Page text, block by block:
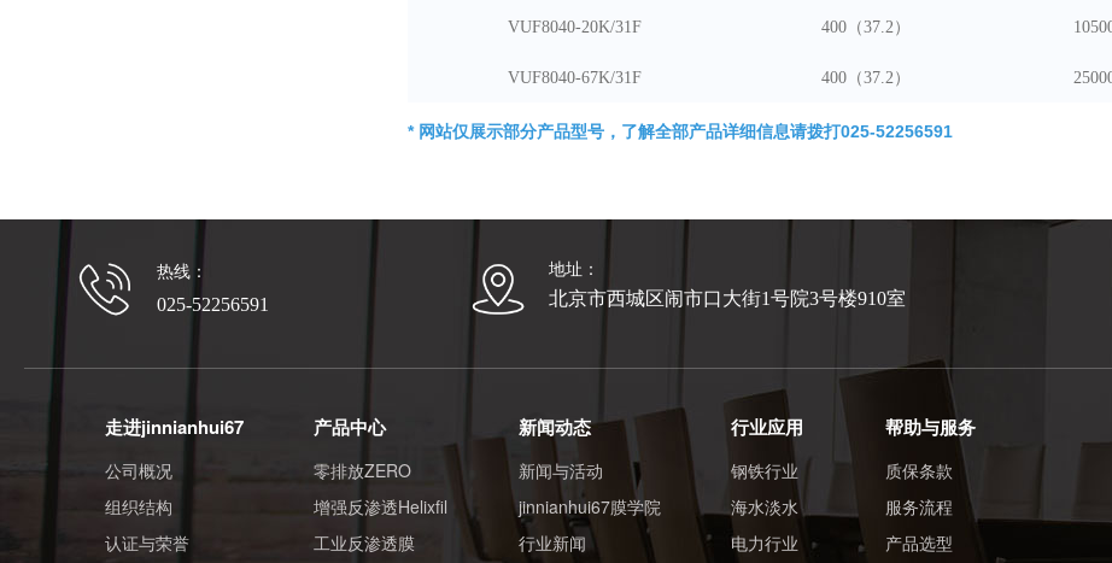
VUF8040-20K/31F 400（37.2） 1050
VUF8040-67K/31F 400（37.2）
* 网站仅展示部分产品型号，了解全部产品详细信息请拨打025-52256591
热线：
025-52256591
地址：
北京市西城区闹市口大街1号院3号楼910室
走进jinnianhui67
公司概况
组织结构
认证与荣誉
产品中心
零排放ZERO
增强反渗透Helixfil
工业反渗透膜
新闻动态
新闻与活动
jinnianhui67膜学院
行业新闻
行业应用
钢铁行业
海水淡水
电力行业
帮助与服务
质保条款
服务流程
产品选型